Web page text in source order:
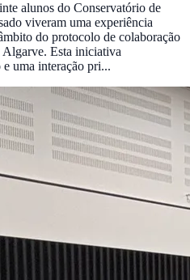
alunos do Conservatório de
viveram uma experiência
do protocolo de colaboração
Algarve. Esta iniciativa
uma interação pri...